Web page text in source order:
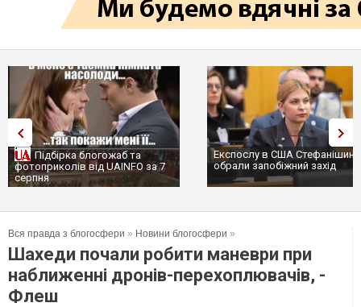
Підбірка блогожаб та
фотоприколів від UAINFO за 7
серпня
Експослу в США
обрали запобіжний захід
Вся правда з блогосфери » Новини блогосфери »
Шахеди почали робити маневри при
наближенні дронів-перехоплювачів, -
Флеш